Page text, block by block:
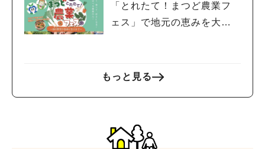
「とれたて！まつど農業フ
ェス」で地元の恵みを大満
もっと見る